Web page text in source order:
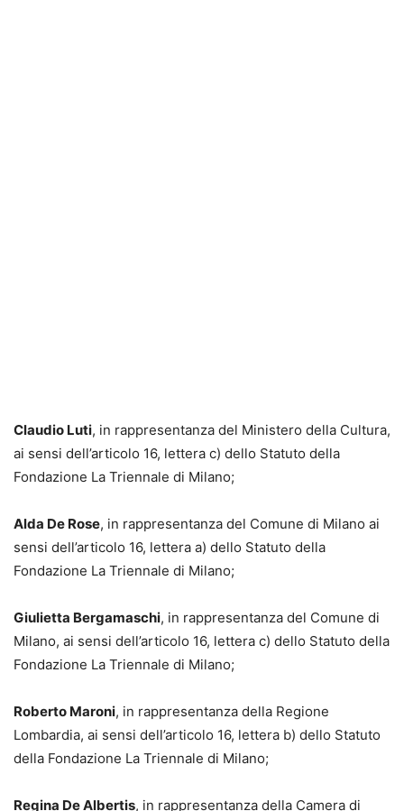
Claudio Luti, in rappresentanza del Ministero della Cultura,
ai sensi dell’articolo 16, lettera c) dello Statuto della
Fondazione La Triennale di Milano;
Alda De Rose, in rappresentanza del Comune di Milano ai
sensi dell’articolo 16, lettera a) dello Statuto della
Fondazione La Triennale di Milano;
Giulietta Bergamaschi, in rappresentanza del Comune di
Milano, ai sensi dell’articolo 16, lettera c) dello Statuto della
Fondazione La Triennale di Milano;
Roberto Maroni, in rappresentanza della Regione
Lombardia, ai sensi dell’articolo 16, lettera b) dello Statuto
della Fondazione La Triennale di Milano;
Regina De Albertis, in rappresentanza della Camera di